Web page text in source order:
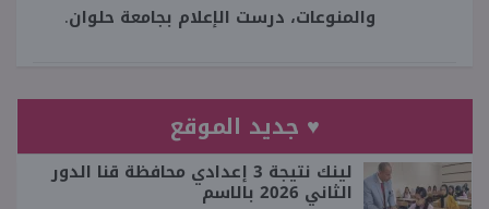
والمنوعات، درست الإعلام بجامعة حلوان.
♥ جديد الموقع
لينك نتيجة 3 إعدادي محافظة قنا الدور
الثاني 2026 بالاسم